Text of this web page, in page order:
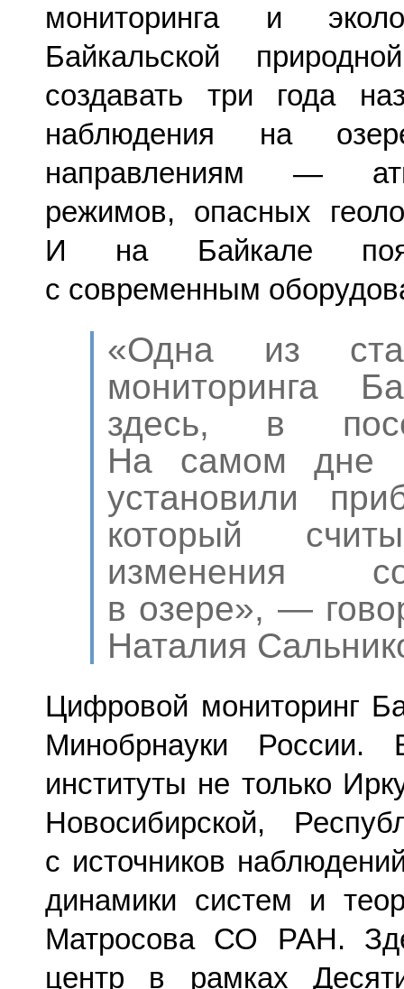
мониторинга и
Байкальской
создавать три года
наблюдения на
направлениям —
режимов, опасных
И на Байкале
с современным
«Одна из
мониторинга
здесь, в
На самом дне
установили
который
изменения
в озере», —
Наталия
Цифровой мониторинг
Минобрнауки
институты не только
Новосибирской,
с источников
динамики систем и
Матросова СО РАН.
центр в рамках